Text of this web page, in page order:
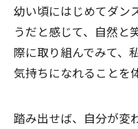
幼い頃にはじめてダン
うだと感じて、自然と
際に取り組んでみて、
気持ちになれることを
踏み出せば、自分が変